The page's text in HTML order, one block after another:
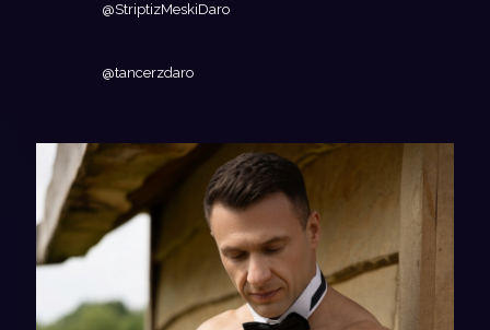
@StriptizMeskiDaro
@tancerzdaro